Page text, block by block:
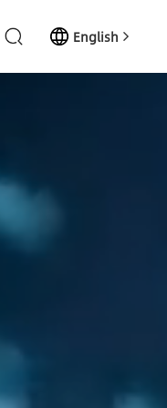
English